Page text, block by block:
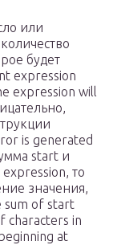
или
будет
expression
expression will
is generated
start и
то
значения,
sum of start
characters in
at